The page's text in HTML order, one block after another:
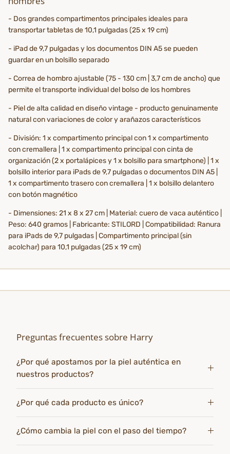
- Dos grandes compartimentos principales ideales para
transportar tabletas de 10,1 pulgadas (25 x 19 cm)
- iPad de 9,7 pulgadas y los documentos DIN A5 se pueden
guardar en un bolsillo separado
- Correa de hombro ajustable (75 - 130 cm | 3,7 cm de ancho) que
permite el transporte individual del bolso de los hombres
- Piel de alta calidad en diseño vintage - producto genuinamente
natural con variaciones de color y arañazos característicos
- División: 1 x compartimento principal con 1 x compartimento
con cremallera | 1 x compartimento principal con cinta de
organización (2 x portalápices y 1 x bolsillo para smartphone) | 1 x
bolsillo interior para iPads de 9,7 pulgadas o documentos DIN A5 |
1 x compartimento trasero con cremallera | 1 x bolsillo delantero
con botón magnético
- Dimensiones: 21 x 8 x 27 cm | Material: cuero de vaca auténtico |
Peso: 640 gramos | Fabricante: STILORD | Compatibilidad: Ranura
para iPads de 9,7 pulgadas | Compartimento principal (sin
acolchar) para 10,1 pulgadas (25 x 19 cm)
Preguntas frecuentes sobre Harry
¿Por qué apostamos por la piel auténtica en
nuestros productos?
¿Por qué cada producto es único?
¿Cómo cambia la piel con el paso del tiempo?